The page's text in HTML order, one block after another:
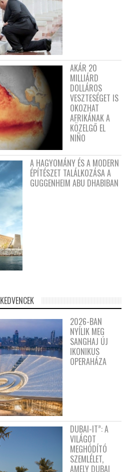
AKÁR 20
MILLIÁRD
DOLLÁROS
VESZTESÉGET IS
OKOZHAT
AFRIKÁNAK A
KÖZELGŐ EL
NIÑO
A HAGYOMÁNY ÉS A MODERN
ÉPÍTÉSZET TALÁLKOZÁSA A
GUGGENHEIM ABU DHABIBAN
KEDVENCEK
2026-BAN
NYÍLIK MEG
SANGHAJ ÚJ
IKONIKUS
OPERAHÁZA
DUBAI-IT”: A
VILÁGOT
MEGHÓDÍTÓ
SZEMLÉLET,
AMELY DUBAI